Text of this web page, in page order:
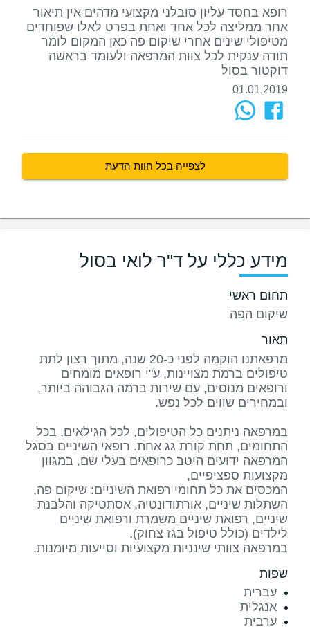
רופא בחסד עליון סובלני מקצועי מדהים אין תיאור
אחר ממליצה לכל אחד ואחת בפרט לאלו שפוחדים
מטיפולי שינים אחרי שיקום פה כאן המקום לומר
תודה ענקית לכל צוות המרפאה ולעומד בראשה
דוקטור בסול
01.01.2019
לצפייה בכל חוות הדעת
מידע כללי על ד"ר לואי בסול
תחום ראשי
שיקום הפה
תאור
מרפאתנו הוקמה לפני כ-20 שנה, מתוך רצון לתת
טיפולים ברמת מצויינות, ע"י רופאים מומחים
ורופאים מנוסים, עם שירות ברמה הגבוהה ביותר,
במרפאה ניתנים כל הטיפולים, לכל הגילאים, בכל
התחומים, תחת קורת גג אחת. רופאי השיניים בסגל
המרפאה ידועים היטב כרופאים בעלי שם, במגוון
המכסים את כל תחומי רפואת השיניים: שיקום פה,
השתלות שיניים, אורתודונטיה, אסתטיקה והלבנת
שיניים, רפואת שיניים משמרת ורפואת שיניים
במרפאה צוותי שינניות מקצועיות וסייעות מיומנות.
שפות
עברית
אנגלית
ערבית